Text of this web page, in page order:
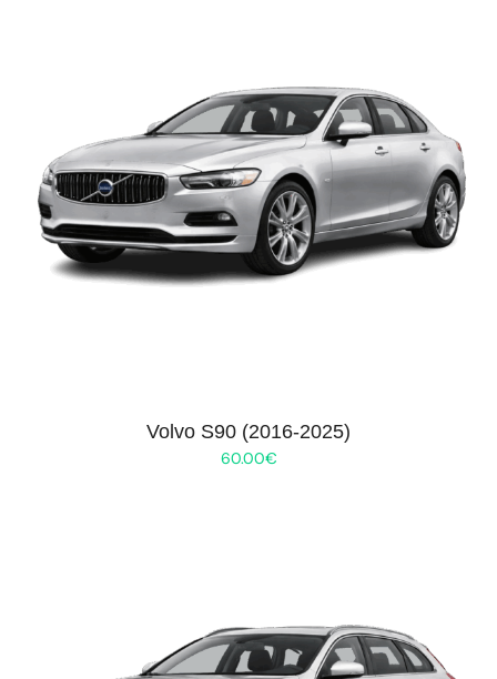
Volvo S90 (2016-2025)
60.00€